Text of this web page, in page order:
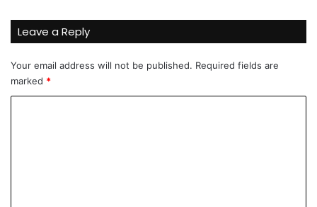
a
Leave a Reply
Your email address will not be published. Required fields are
marked *